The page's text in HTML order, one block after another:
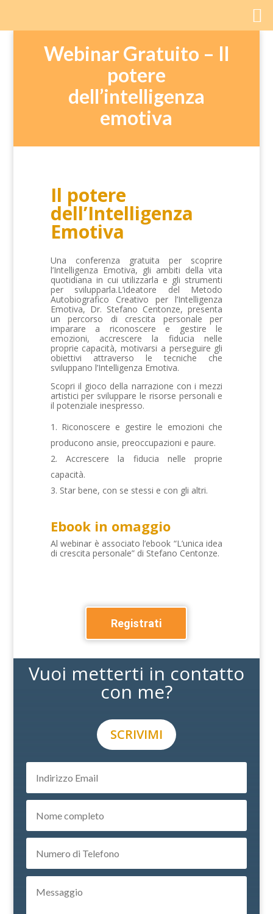
Webinar Gratuito – Il
potere
dell’intelligenza
emotiva
Il potere
dell’Intelligenza
Emotiva
Una conferenza gratuita per scoprire
l’Intelligenza Emotiva, gli ambiti della vita
quotidiana in cui utilizzarla e gli strumenti
per svilupparla.L’ideatore del Metodo
Autobiografico Creativo per l’Intelligenza
Emotiva, Dr. Stefano Centonze, presenta
un percorso di crescita personale per
imparare a riconoscere e gestire le
emozioni, accrescere la fiducia nelle
proprie capacità, motivarsi a perseguire gli
obiettivi attraverso le tecniche che
sviluppano l’Intelligenza Emotiva.
Scopri il gioco della narrazione con i mezzi
artistici per sviluppare le risorse personali e
il potenziale inespresso.
Riconoscere e gestire le emozioni che
producono ansie, preoccupazioni e paure.
2. Accrescere la fiducia nelle proprie
capacità.
3. Star bene, con se stessi e con gli altri.
Ebook in omaggio
Al webinar è associato l’ebook “L’unica idea
di crescita personale” di Stefano Centonze.
Registrati
Vuoi metterti in contatto
con me?
SCRIVIMI